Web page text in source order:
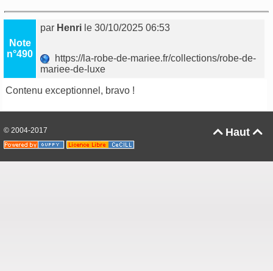
Note
n°490
par Henri le 30/10/2025 06:53
https://la-robe-de-mariee.fr/collections/robe-de-
mariee-de-luxe
Contenu exceptionnel, bravo !
Haut 
© 2004-2017